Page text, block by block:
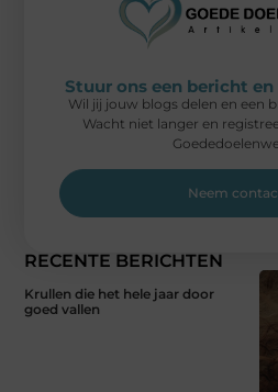
RECENTE BERICHTEN
Krullen die het hele jaar door
goed vallen
Stuur ons een bericht
Wil jij jouw blogs delen en een
Wacht niet langer en
Neem